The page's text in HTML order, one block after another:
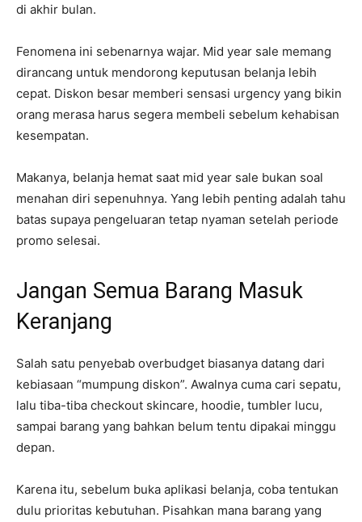
di akhir bulan.
Fenomena ini sebenarnya wajar. Mid year sale memang
dirancang untuk mendorong keputusan belanja lebih
cepat. Diskon besar memberi sensasi urgency yang bikin
orang merasa harus segera membeli sebelum kehabisan
kesempatan.
Makanya, belanja hemat saat mid year sale bukan soal
menahan diri sepenuhnya. Yang lebih penting adalah tahu
batas supaya pengeluaran tetap nyaman setelah periode
promo selesai.
Jangan Semua Barang Masuk
Keranjang
Salah satu penyebab overbudget biasanya datang dari
kebiasaan “mumpung diskon”. Awalnya cuma cari sepatu,
lalu tiba-tiba checkout skincare, hoodie, tumbler lucu,
sampai barang yang bahkan belum tentu dipakai minggu
depan.
Karena itu, sebelum buka aplikasi belanja, coba tentukan
dulu prioritas kebutuhan. Pisahkan mana barang yang